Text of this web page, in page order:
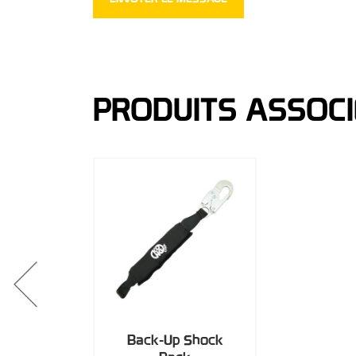
PRODUITS
Back-Up Shock